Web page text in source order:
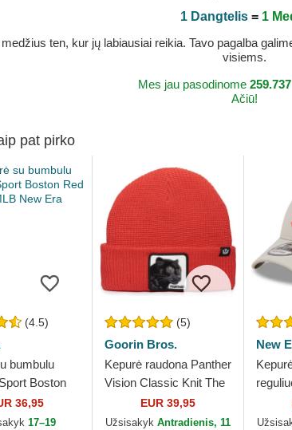
1 Dangtelis = 1
ten, kur jų labiausiai reikia. Tavo pagalba
visiems.
Mes jau pasodinome 259.737
Ačiū!
pat pirko
(4.5)
bumbulu
Boston
MLB New Era
36,95
17–19
(5)
Goorin Bros.
Kepurė raudona Panther
Vision Classic Knit The
Farm Goorin Bros.
EUR 39,95
Užsisakyk Antradienis, 11
New
York